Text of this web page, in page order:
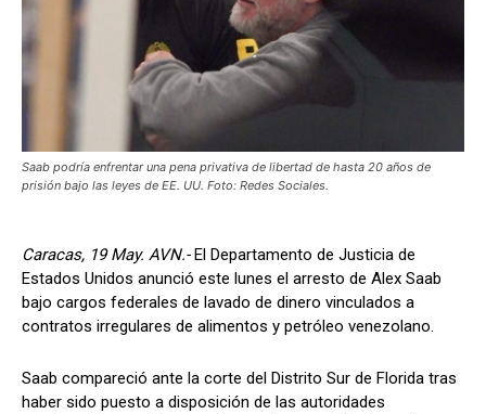
Saab podría enfrentar una pena privativa de libertad de hasta 20 años de
prisión bajo las leyes de EE. UU. Foto: Redes Sociales.
Caracas, 19 May. AVN.-El Departamento de Justicia de
Estados Unidos anunció este lunes el arresto de Alex Saab
bajo cargos federales de lavado de dinero vinculados a
contratos irregulares de alimentos y petróleo venezolano.
Saab compareció ante la corte del Distrito Sur de Florida tras
haber sido puesto a disposición de las autoridades